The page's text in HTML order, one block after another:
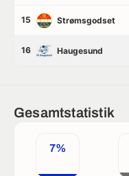
15 Strømsgodset
16 Haugesund
Gesamtstatistik
7%